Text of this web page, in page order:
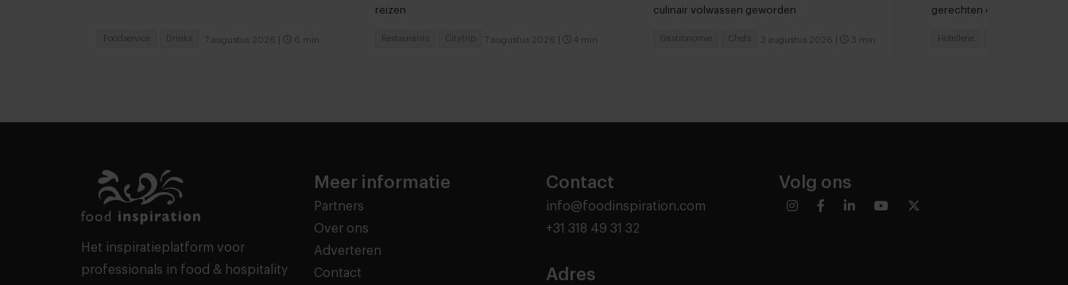
7 augustus 2026 6 min
Foodservice Drinks
reizen
7 augustus 2026 4 min
Restaurants Citytrip
culinair volwassen geworden
3 augustus 2026 3 min
Gastronomie Chefs
gerechten op het menu
Hotellerie
Het inspiratieplatform voor
professionals in food & hospitality
Meer informatie
Partners
Over ons
Adverteren
Contact
Contact
info@foodinspiration.com
+31 318 49 31 32
Adres
Volg ons